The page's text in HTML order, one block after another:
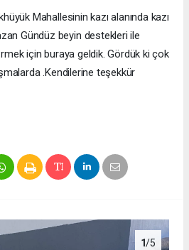
Mahallesinin kazı alanında kazı
Gündüz beyin destekleri ile
için buraya geldik. Gördük ki çok
.Kendilerine teşekkür
1/5